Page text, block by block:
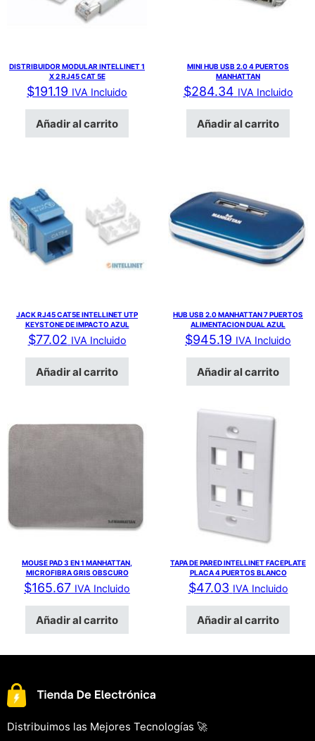
DISTRIBUIDOR MODULAR INTELLINET 1
X 2 RJ45 CAT 5E
$191.19 IVA Incluido
Añadir al carrito
MINI HUB USB 2.0 4 PUERTOS
MANHATTAN
$284.34 IVA Incluido
Añadir al carrito
JACK RJ45 CAT5E INTELLINET UTP
KEYSTONE DE IMPACTO AZUL
$77.02 IVA Incluido
Añadir al carrito
HUB USB 2.0 MANHATTAN 7 PUERTOS
ALIMENTACION DUAL AZUL
$945.19 IVA Incluido
Añadir al carrito
MOUSE PAD 3 EN 1 MANHATTAN,
MICROFIBRA GRIS OBSCURO
$165.67 IVA Incluido
Añadir al carrito
TAPA DE PARED INTELLINET FACEPLATE
PLACA 4 PUERTOS BLANCO
$47.03 IVA Incluido
Añadir al carrito
Distribuimos las Mejores Tecnologías 🚀